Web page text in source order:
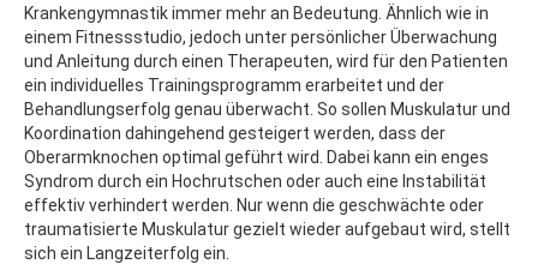
Krankengymnastik immer mehr an Bedeutung. Ähnlich wie in
einem Fitnessstudio, jedoch unter persönlicher Überwachung
und Anleitung durch einen Therapeuten, wird für den Patienten
ein individuelles Trainingsprogramm erarbeitet und der
Behandlungserfolg genau überwacht. So sollen Muskulatur und
Koordination dahingehend gesteigert werden, dass der
Oberarmknochen optimal geführt wird. Dabei kann ein enges
Syndrom durch ein Hochrutschen oder auch eine Instabilität
effektiv verhindert werden. Nur wenn die geschwächte oder
traumatisierte Muskulatur gezielt wieder aufgebaut wird, stellt
sich ein Langzeiterfolg ein.